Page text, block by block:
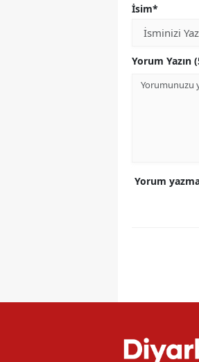
İsim*
Yorum Yazın
Yorum